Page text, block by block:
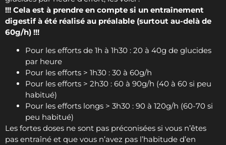
!!! Cela est à prendre en compte si un entraînement
digestif à été réalisé au préalable (surtout au-delà de
60g/h) !!!
Pour les efforts de 1h à 1h30 : 20 à 40g de glucides
par heure
Pour les efforts > 1h30 : 30 à 60g/h
Pour les efforts > 2h30 : 60 à 90g/h (40 à 60 si peu
habitué)
Pour les efforts longs > 3h30 : 90 à 120g/h (60-70 si
peu habitué)
Les fortes doses ne sont pas préconisées si vous n’êtes
pas entraîné et que vous n’avez pas l’habitude d’en